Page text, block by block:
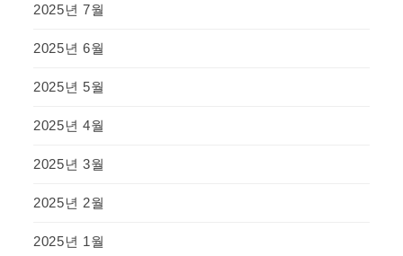
2025년 7월
2025년 6월
2025년 5월
2025년 4월
2025년 3월
2025년 2월
2025년 1월